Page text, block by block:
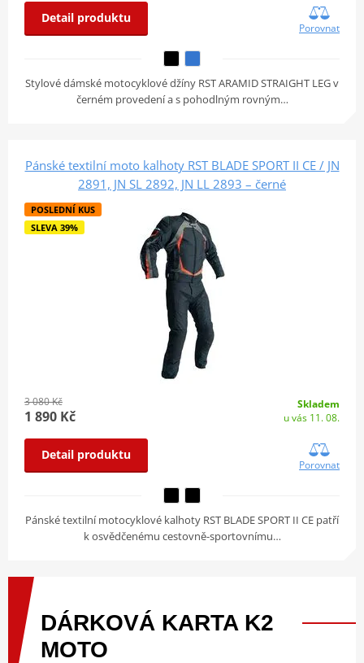
Detail produktu
Porovnat
Stylové dámské motocyklové džíny RST ARAMID STRAIGHT LEG v
černém provedení a s pohodlným rovným…
Pánské textilní moto kalhoty RST BLADE SPORT II CE / JN
2891, JN SL 2892, JN LL 2893 – černé
POSLEDNÍ KUS
SLEVA 39%
3 080 Kč
1 890 Kč
Skladem
u vás 11. 08.
Detail produktu
Porovnat
Pánské textilní motocyklové kalhoty RST BLADE SPORT II CE patří
k osvědčenému cestovně-sportovnímu…
DÁRKOVÁ KARTA K2
MOTO